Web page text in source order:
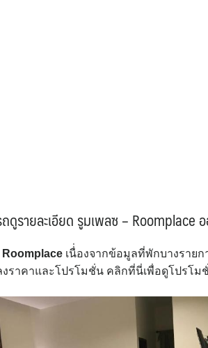
ดูรายละเอียด รูมเพลซ – Roomplace
Roomplace เนื่่องจากข้อมูลที่พักบางราย
งราคาและโปรโมชั่น คลิกที่นี่เพื่อดูโปรโ